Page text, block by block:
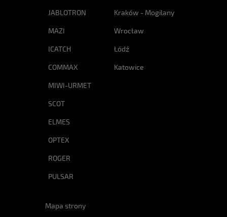
JABLOTRON
MAZI
ICATCH
COMMAX
MIWI-URMET
SCOT
ELMES
OPTEX
ROGER
PULSAR
Kraków - Mogilany
Wrocław
Łódź
Katowice
Mapa strony